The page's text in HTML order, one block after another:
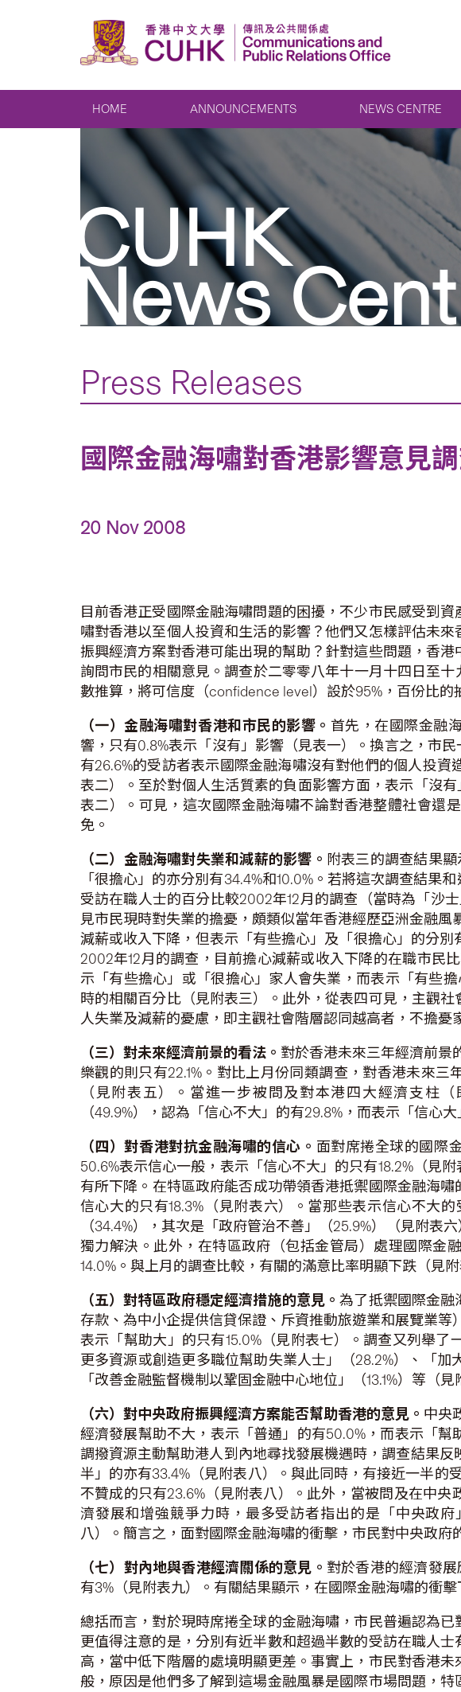
HOME ANNOUNCEMENTS NEWS CENTRE
CUHK
News
Press Releases
國際金融海嘯對香港影響意見
20 Nov 2008
目前香港正受國際金融海嘯問題的困擾，不少市民感受到
嘯對香港以至個人投資和生活的影響？他們又怎樣評估未
振興經濟方案對香港可能出現的幫助？針對這些問題，香
詢問市民的相關意見。調查於二零零八年十一月十四日至
數推算，將可信度（confidence level）設於95%，百份比的
（一）金融海嘯對香港和市民的影響。 首先，在國際金融
響，只有0.8%表示「沒有」影響（見表一）。換言之，市
有26.6%的受訪者表示國際金融海嘯沒有對他們的個人投
表二）。至於對個人生活質素的負面影響方面，表示「沒
表二）。可見，這次國際金融海嘯不論對香港整體社會還
免。
（二）金融海嘯對失業和減薪的影響。 附表三的調查結果
「很擔心」的亦分別有34.4%和10.0%。若將這次調查結
受訪在職人士的百分比較2002年12月的調查（當時為「沙
見市民現時對失業的擔憂，頗類似當年香港經歷亞洲金融風
減薪或收入下降，但表示「有些擔心」及「很擔心」的分
2002年12月的調查，目前擔心減薪或收入下降的在職市民
示「有些擔心」或「很擔心」家人會失業，而表示「有些
時的相關百分比（見附表三）。此外，從表四可見，主觀
人失業及減薪的憂慮，即主觀社會階層認同越高者，不擔憂
（三）對未來經濟前景的看法。 對於香港未來三年經濟前景
樂觀的則只有22.1%。對比上月份同類調查，對香港未來
（見附表五）。當進一步被問及對本港四大經濟支柱
（49.9%），認為「信心不大」的有29.8%，而表示「信心
（四）對香港對抗金融海嘯的信心。 面對席捲全球的國際
50.6%表示信心一般，表示「信心不大」的只有18.2%（見
有所下降。在特區政府能否成功帶領香港抵禦國際金融海
信心大的只有18.3%（見附表六）。當那些表示信心不大
（34.4%），其次是「政府管治不善」（25.9%）（見附
獨力解決。此外，在特區政府（包括金管局）處理國際金
14.0%。與上月的調查比較，有關的滿意比率明顯下跌（見附
（五）對特區政府穩定經濟措施的意見。為了抵禦國際金融
存款、為中小企提供信貸保證、斥資推動旅遊業和展覽業
表示「幫助大」的只有15.0%（見附表七）。調查又列舉
更多資源或創造更多職位幫助失業人士」（28.2%）、「
「改善金融監督機制以鞏固金融中心地位」（13.1%）等（見
（六）對中央政府振興經濟方案能否幫助香港的意見。 中央
經濟發展幫助不大，表示「普通」的有50.0%，而表示「幫
調撥資源主動幫助港人到內地尋找發展機遇時，調查結果
半」的亦有33.4%（見附表八）。與此同時，有接近一半的
不贊成的只有23.6%（見附表八）。此外，當被問及在中
濟發展和增強競爭力時，最多受訪者指出的是「中央政
八）。簡言之，面對國際金融海嘯的衝擊，市民對中央政
（七）對內地與香港經濟關係的意見。 對於香港的經濟發
有3%（見附表九）。有關結果顯示，在國際金融海嘯的衝
總括而言，對於現時席捲全球的金融海嘯，市民普遍認為
更值得注意的是，分別有近半數和超過半數的受訪在職人
高，當中低下階層的處境明顯更差。事實上，市民對香港
般，原因是他們多了解到這場金融風暴是國際市場問題，